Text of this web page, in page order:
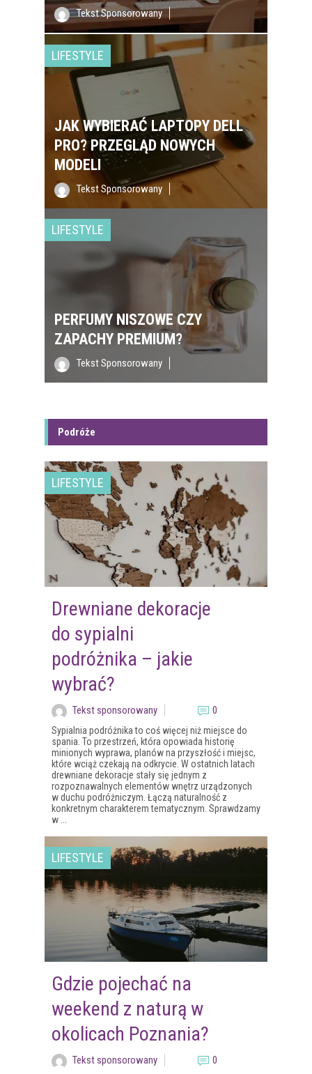
Tekst Sponsorowany
JAK WYBIERAĆ LAPTOPY DELL
PRO? PRZEGLĄD NOWYCH
MODELI
Tekst Sponsorowany
LIFESTYLE
PERFUMY NISZOWE CZY
ZAPACHY PREMIUM?
Tekst Sponsorowany
LIFESTYLE
Podróże
LIFESTYLE
Drewniane dekoracje
do sypialni
podróżnika – jakie
wybrać?
Tekst sponsorowany 0
Sypialnia podróżnika to coś więcej niż miejsce do
spania. To przestrzeń, która opowiada historię
minionych wyprawa, planów na przyszłość i miejsc,
które wciąż czekają na odkrycie. W ostatnich latach
drewniane dekoracje stały się jednym z
rozpoznawalnych elementów wnętrz urządzonych
w duchu podróżniczym. Łączą naturalność z
konkretnym charakterem tematycznym. Sprawdzamy
w ...
LIFESTYLE
Gdzie pojechać na
weekend z naturą w
okolicach Poznania?
Tekst sponsorowany 0